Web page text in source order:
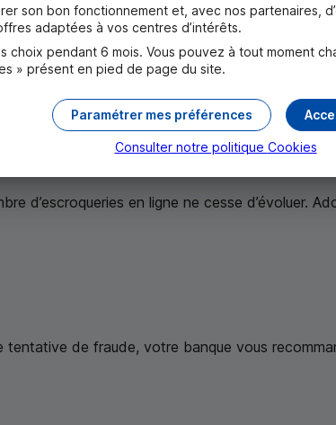
d’escroqueries en ligne ne cesse d’évoluer.
de fraude, votre banque vous
son bon fonctionnement et, avec nos partenaires,
adaptées à vos centres d’intérêts.
choix pendant 6 mois. Vous pouvez à tout moment
» présent en pied de page du site.
Paramétrer mes préférences
Consulter notre politique Cookies